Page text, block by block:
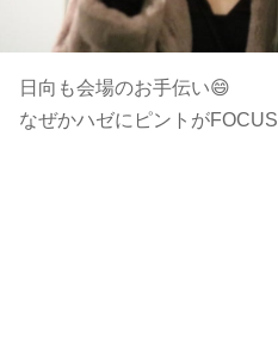
日向も会場のお手伝い😄
なぜかハゼにピントがFOCUS